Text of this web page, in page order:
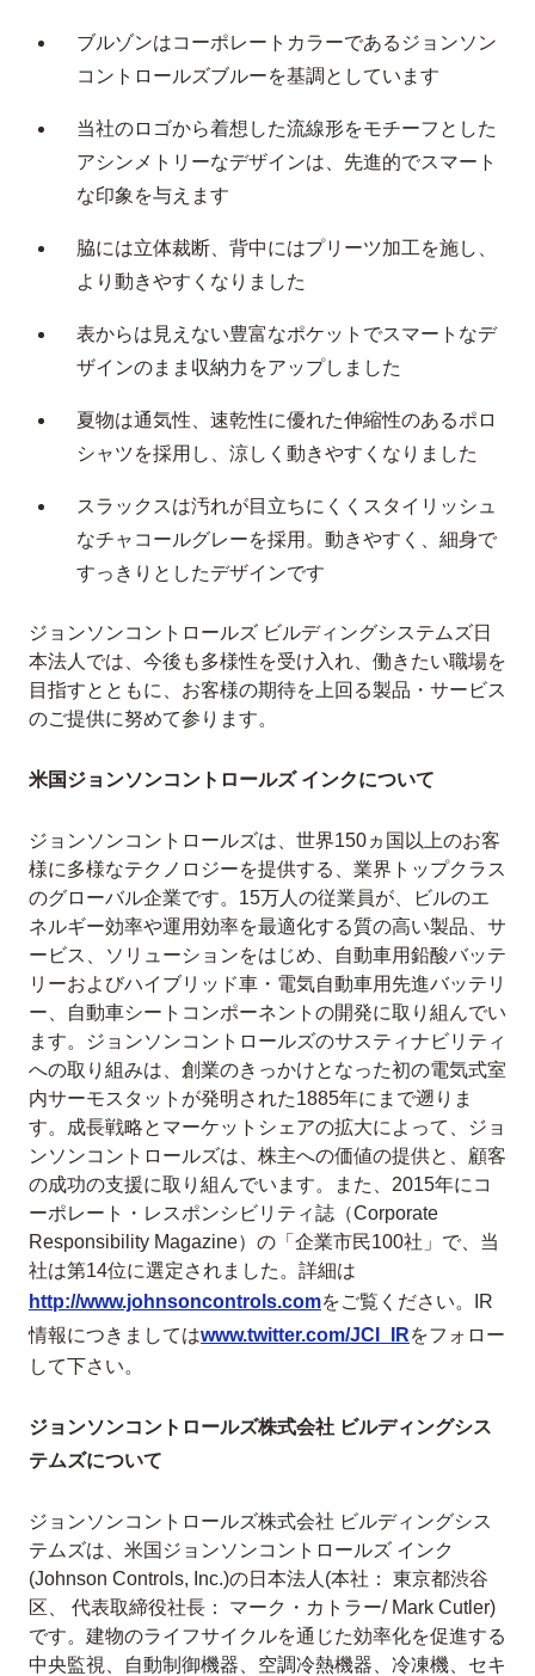
ブルゾンはコーポレートカラーであるジョンソン
コントロールズブルーを基調としています
当社のロゴから着想した流線形をモチーフとした
アシンメトリーなデザインは、先進的でスマート
な印象を与えます
脇には立体裁断、背中にはプリーツ加工を施し、
より動きやすくなりました
表からは見えない豊富なポケットでスマートなデ
ザインのまま収納力をアップしました
夏物は通気性、速乾性に優れた伸縮性のあるポロ
シャツを採用し、涼しく動きやすくなりました
スラックスは汚れが目立ちにくくスタイリッシュ
なチャコールグレーを採用。動きやすく、細身で
すっきりとしたデザインです
ジョンソンコントロールズ ビルディングシステムズ日
本法人では、今後も多様性を受け入れ、働きたい職場を
目指すとともに、お客様の期待を上回る製品・サービス
のご提供に努めて参ります。
米国ジョンソンコントロールズ インクについて
ジョンソンコントロールズは、世界150ヵ国以上のお客
様に多様なテクノロジーを提供する、業界トップクラス
のグローバル企業です。15万人の従業員が、ビルのエ
ネルギー効率や運用効率を最適化する質の高い製品、サ
ービス、ソリューションをはじめ、自動車用鉛酸バッテ
リーおよびハイブリッド車・電気自動車用先進バッテリ
ー、自動車シートコンポーネントの開発に取り組んでい
ます。ジョンソンコントロールズのサスティナビリティ
への取り組みは、創業のきっかけとなった初の電気式室
内サーモスタットが発明された1885年にまで遡りま
す。成長戦略とマーケットシェアの拡大によって、ジョ
ンソンコントロールズは、株主への価値の提供と、顧客
の成功の支援に取り組んでいます。また、2015年にコ
ーポレート・レスポンシビリティ誌（Corporate
Responsibility Magazine）の「企業市民100社」で、当
社は第14位に選定されました。詳細は
http://www.johnsoncontrols.comをご覧ください。IR
情報につきましてはwww.twitter.com/JCI_IRをフォロー
して下さい。
ジョンソンコントロールズ株式会社 ビルディングシス
テムズについて
ジョンソンコントロールズ株式会社 ビルディングシス
テムズは、米国ジョンソンコントロールズ インク
(Johnson Controls, Inc.)の日本法人(本社： 東京都渋谷
区、 代表取締役社長： マーク・カトラー/ Mark Cutler)
です。建物のライフサイクルを通じた効率化を促進する
中央監視、自動制御機器、空調冷熱機器、冷凍機、セキ